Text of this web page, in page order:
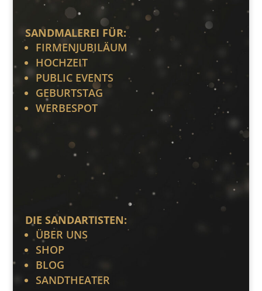
SANDMALEREI FÜR:
FIRMENJUBILÄUM
HOCHZEIT
PUBLIC EVENTS
GEBURTSTAG
WERBESPOT
DIE SANDARTISTEN:
ÜBER UNS
SHOP
BLOG
SANDTHEATER